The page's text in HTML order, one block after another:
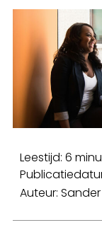
Leestijd: 6
Auteur: